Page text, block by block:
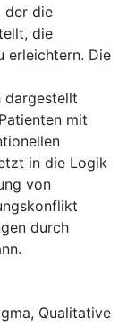
der die
die
erleichtern. Die
dargestellt
mit
in die Logik
von
durch
, Qualitative